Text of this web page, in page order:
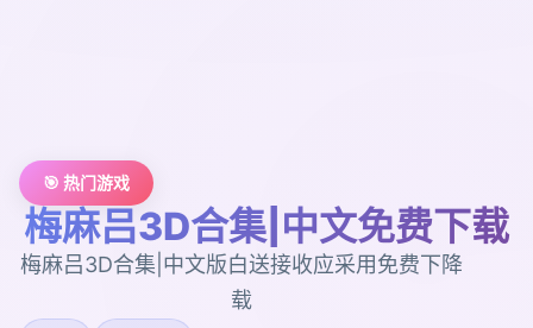
🎯 热门游戏
梅麻吕3D合集|中文免费下载
梅麻吕3D合集|中文版白送接收应采用免费下降
载